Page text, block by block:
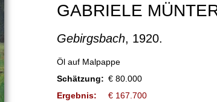
GABRIELE
Gebirgsbach, 1920.
Öl auf Malpappe
Schätzung: € 80.000
Ergebnis:
€ 167.700